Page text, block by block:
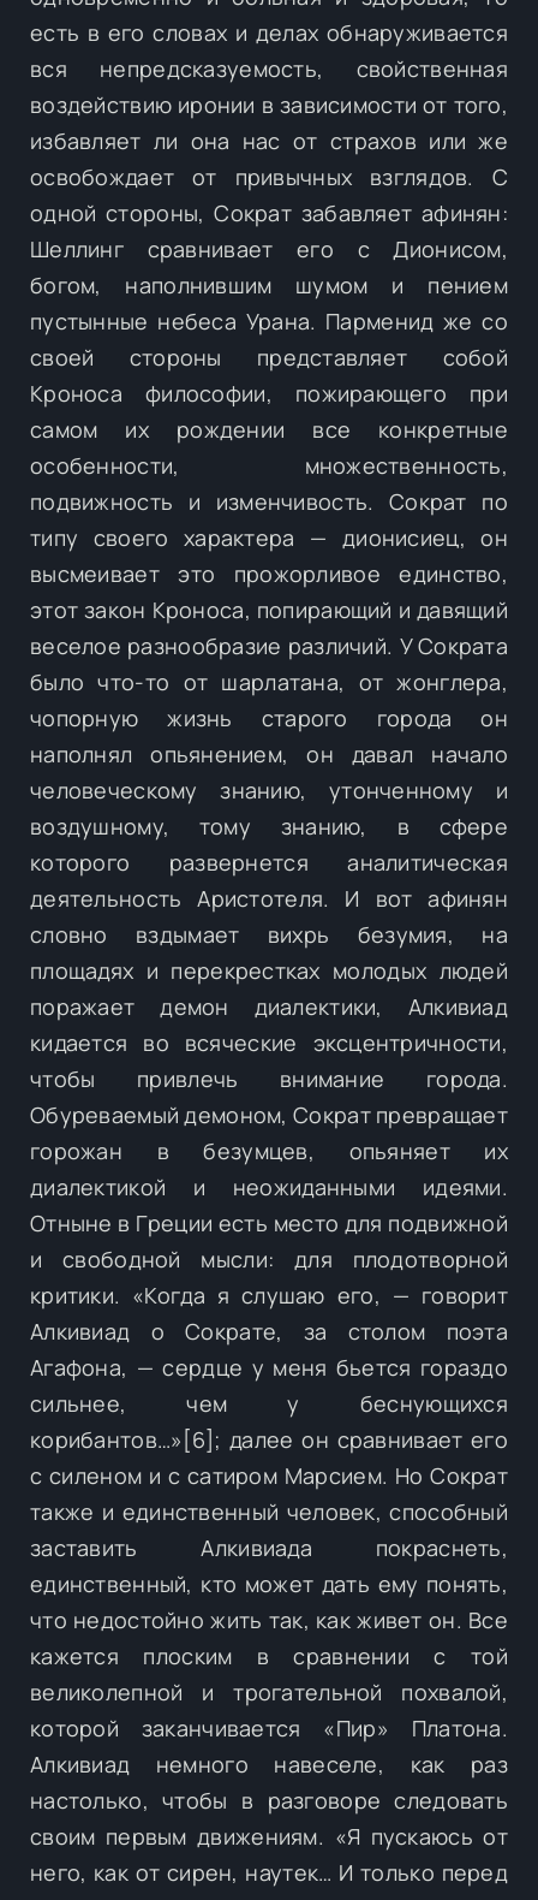
есть в его словах и делах обнаруживается
вся непредсказуемость, свойственная
воздействию иронии в зависимости от того,
избавляет ли она нас от страхов или же
освобождает от привычных взглядов. С
одной стороны, Сократ забавляет афинян:
Шеллинг сравнивает его с Дионисом,
богом, наполнившим шумом и пением
пустынные небеса Урана. Парменид же со
своей стороны представляет собой
Кроноса философии, пожирающего при
самом их рождении все конкретные
особенности, множественность,
подвижность и изменчивость. Сократ по
типу своего характера — дионисиец, он
высмеивает это прожорливое единство,
этот закон Кроноса, попирающий и давящий
веселое разнообразие различий. У Сократа
было что-то от шарлатана, от жонглера,
чопорную жизнь старого города он
наполнял опьянением, он давал начало
человеческому знанию, утонченному и
воздушному, тому знанию, в сфере
которого развернется аналитическая
деятельность Аристотеля. И вот афинян
словно вздымает вихрь безумия, на
площадях и перекрестках молодых людей
поражает демон диалектики, Алкивиад
кидается во всяческие эксцентричности,
чтобы привлечь внимание города.
Обуреваемый демоном, Сократ превращает
горожан в безумцев, опьяняет их
диалектикой и неожиданными идеями.
Отныне в Греции есть место для подвижной
и свободной мысли: для плодотворной
критики. «Когда я слушаю его, — говорит
Алкивиад о Сократе, за столом поэта
Агафона, — сердце у меня бьется гораздо
сильнее, чем у беснующихся
корибантов…»[6]; далее он сравнивает его
с силеном и с сатиром Марсием. Но Сократ
также и единственный человек, способный
заставить Алкивиада покраснеть,
единственный, кто может дать ему понять,
что недостойно жить так, как живет он. Все
кажется плоским в сравнении с той
великолепной и трогательной похвалой,
которой заканчивается «Пир» Платона.
Алкивиад немного навеселе, как раз
настолько, чтобы в разговоре следовать
своим первым движениям. «Я пускаюсь от
него, как от сирен, наутек… И только перед